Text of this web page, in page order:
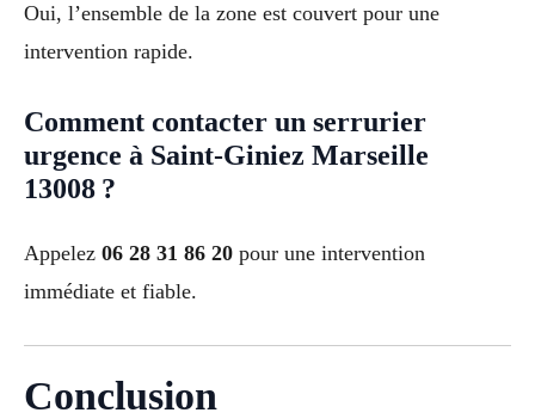
Oui, l’ensemble de la zone est couvert pour une
intervention rapide.
Comment contacter un serrurier
urgence à Saint-Giniez Marseille
13008 ?
Appelez 06 28 31 86 20 pour une intervention
immédiate et fiable.
Conclusion